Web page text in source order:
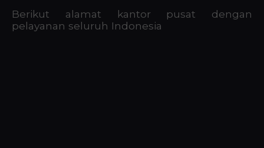
Berikut alamat kantor pusat dengan
pelayanan seluruh Indonesia